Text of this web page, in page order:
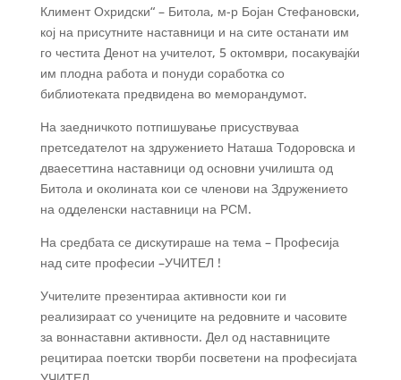
Климент Охридски“ – Битола, м-р Бојан Стефановски,
кој на присутните наставници и на сите останати им
го честита Денот на учителот, 5 октомври, посакувајќи
им плодна работа и понуди соработка со
библиотеката предвидена во меморандумот.
На заедничкото потпишување присуствуваа
претседателот на здружението Наташа Тодоровска и
дваесеттина наставници од основни училишта од
Битола и околината кои се членови на Здружението
на одделенски наставници на РСМ.
На средбата се дискутираше на тема – Професија
над сите професии –УЧИТЕЛ !
Учителите презентираа активности кои ги
реализираат со учениците на редовните и часовите
за воннаставни активности. Дел од наставниците
рецитираа поетски творби посветени на професијата